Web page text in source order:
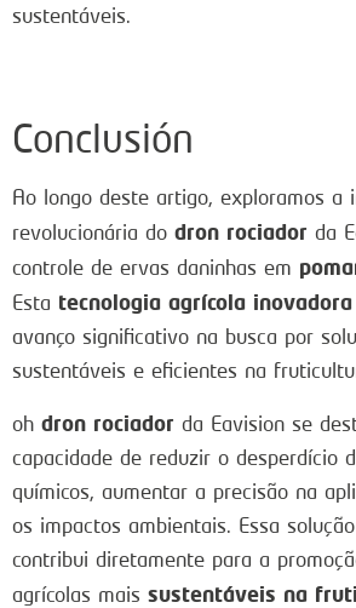
sustentáveis.
Conclusión
Ao longo deste artigo, exploramos a
revolucionária do dron rociador da
controle de ervas daninhas em
Esta tecnologia agrícola inovadora
avanço significativo na busca por
sustentáveis e eficientes na
oh dron rociador da Eavision se
capacidade de reduzir o desperdício
químicos, aumentar a precisão na
os impactos ambientais. Essa
contribui diretamente para a
agrícolas mais sustentáveis na